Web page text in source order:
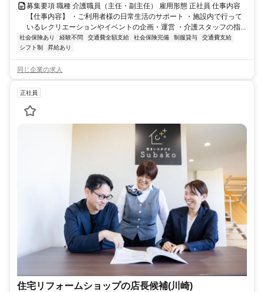
募集要項 職種 介護職員（主任・副主任） 雇用形態 正社員 仕事内容
【仕事内容】 ・ご利用者様の日常生活のサポート ・施設内で行って
いるレクリエーションやイベントの企画・運営 ・介護スタッフの指...
社会保険あり 経験不問 交通費全額支給 社会保険完備 制服貸与
交通費支給
シフト制
昇給あり
同じ企業の求人
正社員
住宅リフォームショップの店長候補(川崎)